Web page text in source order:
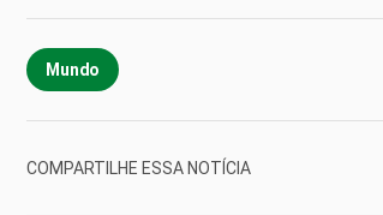
Mundo
COMPARTILHE ESSA NOTÍCIA